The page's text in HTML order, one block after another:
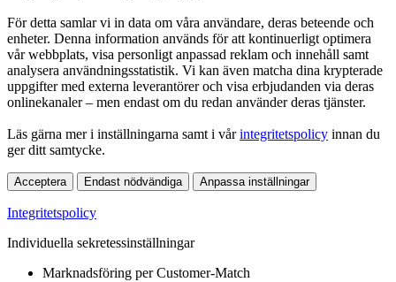
För detta samlar vi in data om våra användare, deras beteende och
enheter. Denna information används för att kontinuerligt optimera
vår webbplats, visa personligt anpassad reklam och innehåll samt
analysera användningsstatistik. Vi kan även matcha dina krypterade
uppgifter med externa leverantörer och visa erbjudanden via deras
onlinekanaler – men endast om du redan använder deras tjänster.
Läs gärna mer i inställningarna samt i vårintegritetspolicy innan du
ger ditt samtycke.
Acceptera Endast nödvändiga Anpassa inställningar
Integritetspolicy
Individuella sekretessinställningar
Marknadsföring per Customer-Match